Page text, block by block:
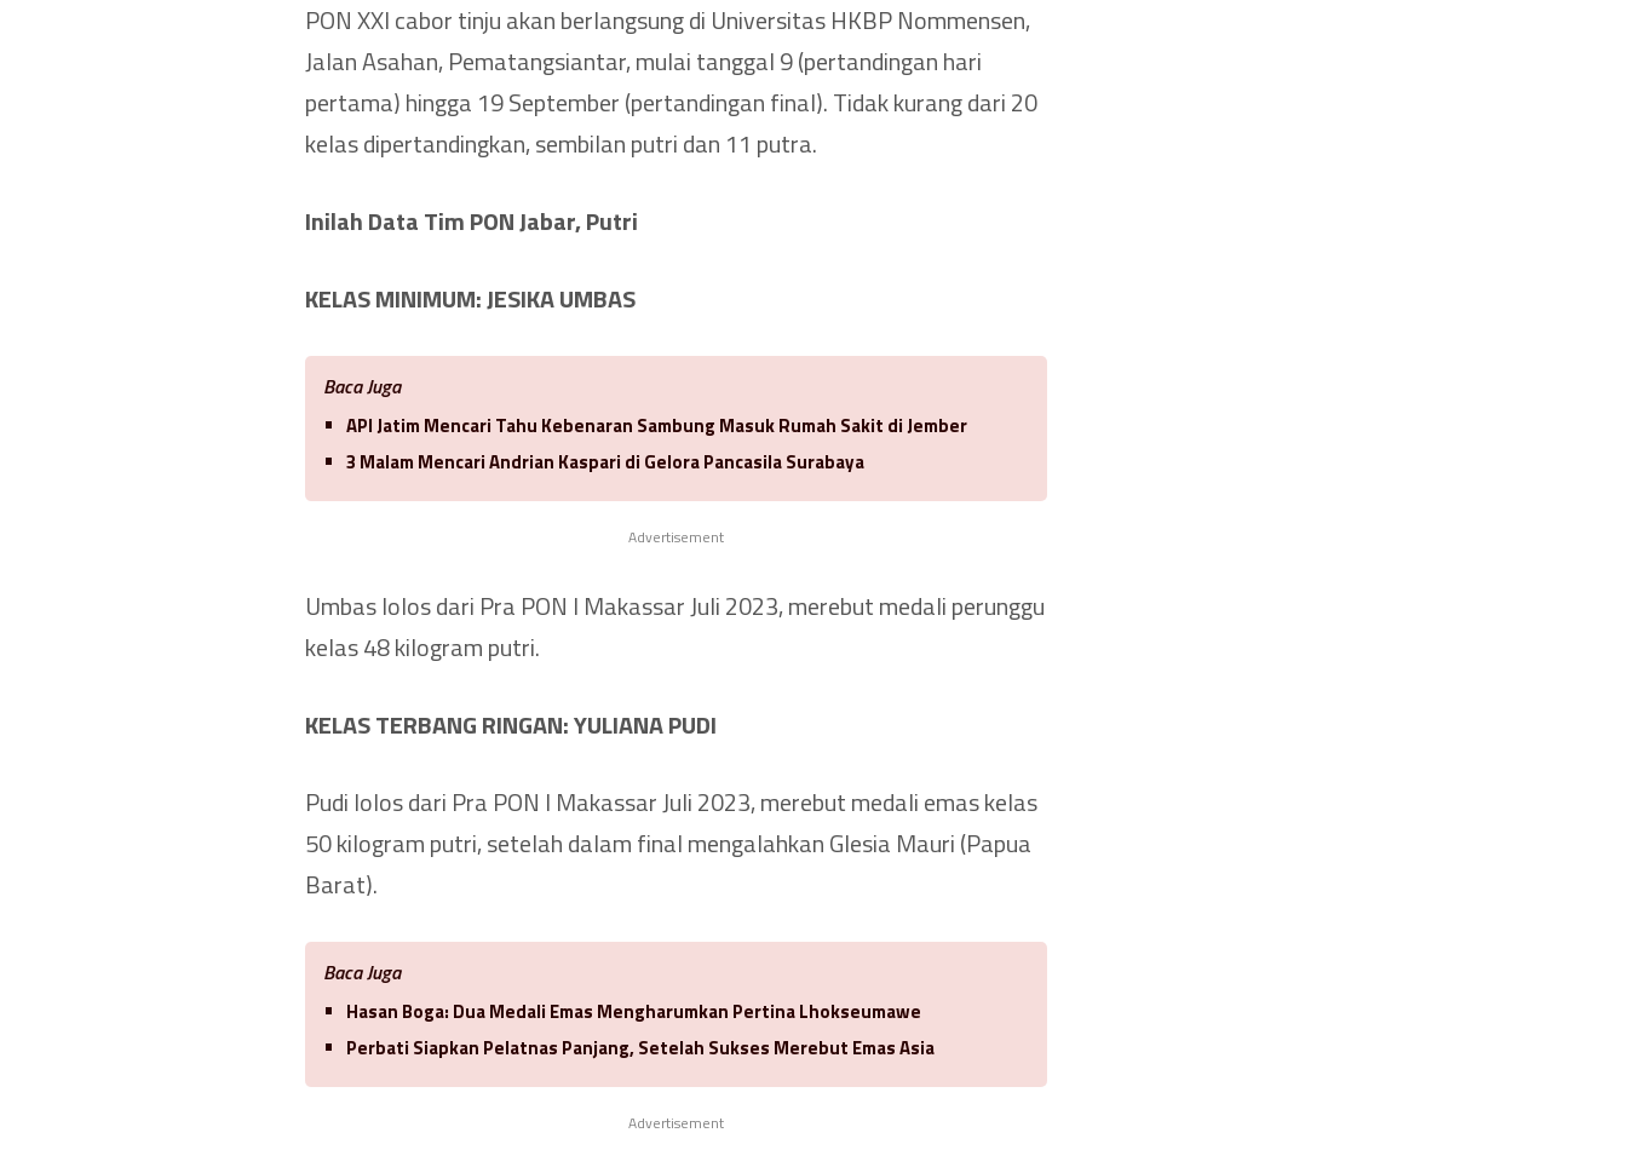
PON XXI cabor tinju akan berlangsung di Universitas HKBP Nommensen,
Jalan Asahan, Pematangsiantar, mulai tanggal 9 (pertandingan hari
pertama) hingga 19 September (pertandingan final). Tidak kurang dari 20
kelas dipertandingkan, sembilan putri dan 11 putra.
Inilah Data Tim PON Jabar, Putri
KELAS MINIMUM: JESIKA UMBAS
Baca Juga
API Jatim Mencari Tahu Kebenaran Sambung Masuk Rumah Sakit di Jember
3 Malam Mencari Andrian Kaspari di Gelora Pancasila Surabaya
Advertisement
Umbas lolos dari Pra PON I Makassar Juli 2023, merebut medali perunggu
kelas 48 kilogram putri.
KELAS TERBANG RINGAN: YULIANA PUDI
Pudi lolos dari Pra PON I Makassar Juli 2023, merebut medali emas kelas
50 kilogram putri, setelah dalam final mengalahkan Glesia Mauri (Papua
Barat).
Baca Juga
Hasan Boga: Dua Medali Emas Mengharumkan Pertina Lhokseumawe
Perbati Siapkan Pelatnas Panjang, Setelah Sukses Merebut Emas Asia
Advertisement